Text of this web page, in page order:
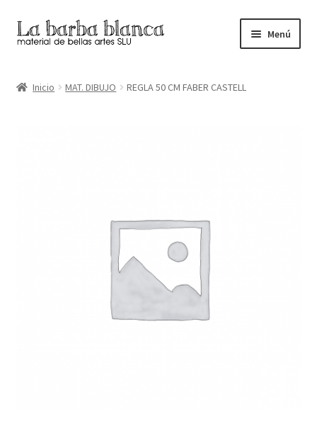
Ir
a
navegación
Ir
al
Menú
Inicio MAT. DIBUJO REGLA 50 CM FABER CASTELL